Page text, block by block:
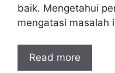
baik. Mengetahui
mengatasi masalah
Read more